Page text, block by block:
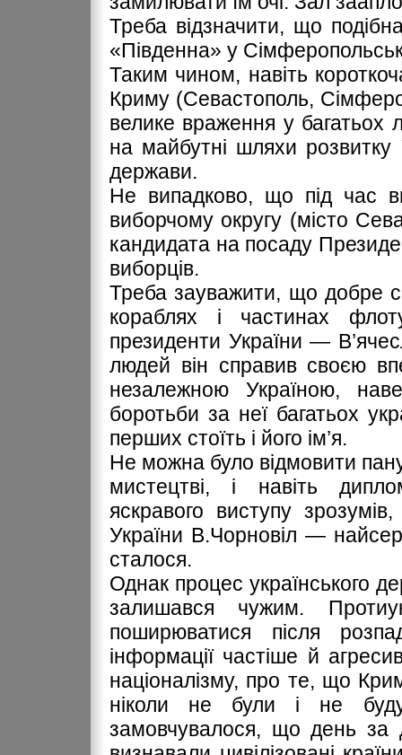
Треба відзначити, що
«Південна» у
Таким чином, навіть
Криму (Севастополь,
велике враження у багатьох
на майбутні шляхи розвитку
держави.
Не випадково, що під час
виборчому округу (місто
кандидата на посаду
виборців.
Треба зауважити, що добре
кораблях і частинах
президенти України —
людей він справив своєю
незалежною Україною,
боротьби за неї багатьох
перших стоїть і його ім’я.
Не можна було відмовити
мистецтві, і навіть
яскравого виступу
України В.Чорновіл —
сталося.
Однак процес українського
залишався чужим.
поширюватися після
інформації частіше й
націоналізму, про те, що
ніколи не були і не
замовчувалося, що день за